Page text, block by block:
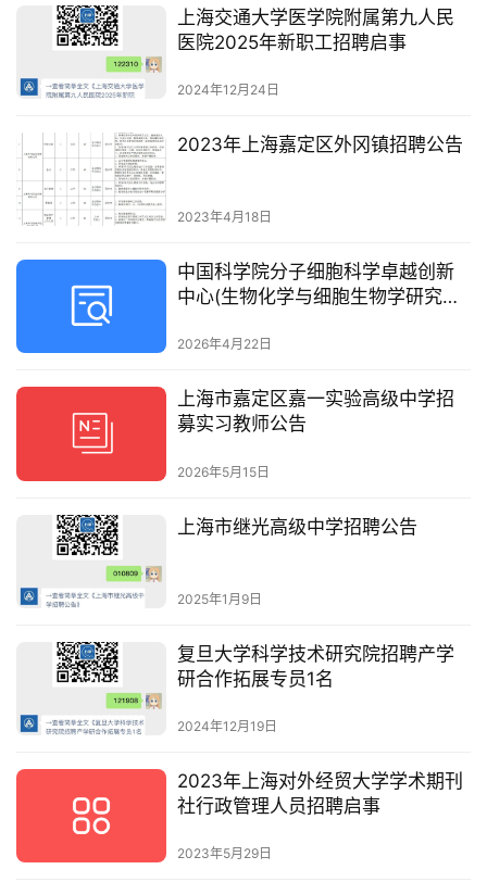
上海交通大学医学院附属第九人民
医院2025年新职工招聘启事
2024年12月24日
2023年上海嘉定区外冈镇招聘公告
2023年4月18日
中国科学院分子细胞科学卓越创新
中心(生物化学与细胞生物学研究所)
素室)招聘工作人员
2026年4月22日
上海市嘉定区嘉一实验高级中学招
募实习教师公告
2026年5月15日
上海市继光高级中学招聘公告
2025年1月9日
复旦大学科学技术研究院招聘产学
研合作拓展专员1名
2024年12月19日
2023年上海对外经贸大学学术期刊
社行政管理人员招聘启事
2023年5月29日